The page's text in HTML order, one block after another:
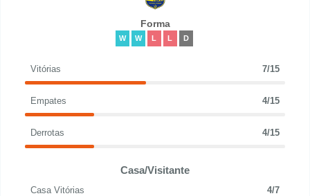
Forma
W W L L D
Vitórias 7/15
Empates 4/15
Derrotas 4/15
Casa/Visitante
Casa Vitórias 4/7